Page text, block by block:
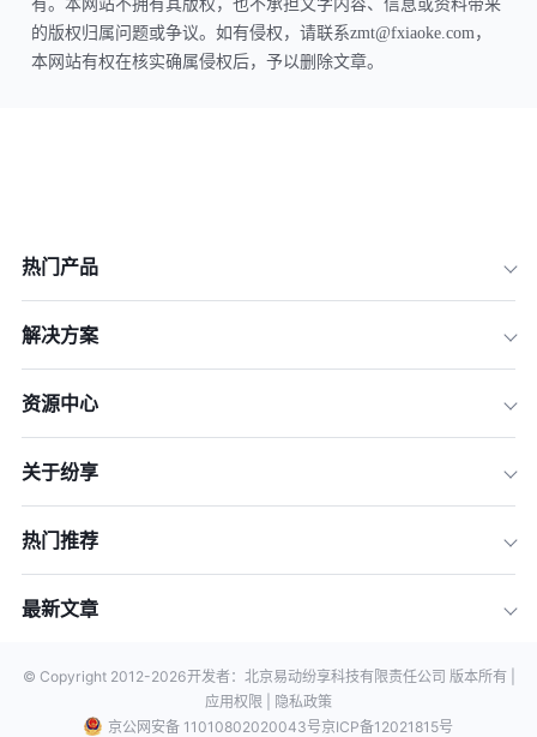
有。本网站不拥有其版权，也不承担文字内容、信息或资料带来
的版权归属问题或争议。如有侵权，请联系zmt@fxiaoke.com，
本网站有权在核实确属侵权后，予以删除文章。
热门产品
解决方案
资源中心
关于纷享
热门推荐
最新文章
© Copyright 2012-2026开发者：北京易动纷享科技有限责任公司 版本所有 |
应用权限 |
隐私政策
京公网安备 11010802020043号京ICP备12021815号